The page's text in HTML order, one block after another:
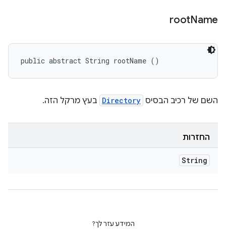
rootName
public abstract String rootName ()
השם של רכיב הבסיס Directory בעץ מרקל הזה.
החזרות
String
המידע עזר לך?